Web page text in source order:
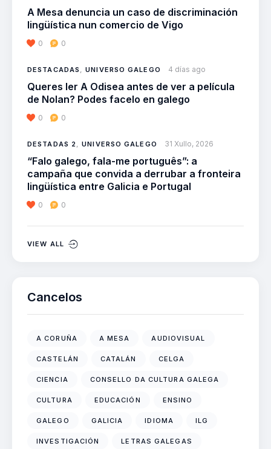
A Mesa denuncia un caso de discriminación
lingüística nun comercio de Vigo
0 0
DESTACADAS ,UNIVERSO GALEGO 4 días ago
Queres ler A Odisea antes de ver a película
de Nolan? Podes facelo en galego
0 0
DESTADAS 2 ,UNIVERSO GALEGO 31 Xullo, 2026
“Falo galego, fala-me português”: a
campaña que convida a derrubar a fronteira
lingüística entre Galicia e Portugal
0 0
VIEW ALL
Cancelos
A CORUÑA A MESA AUDIOVISUAL
CASTELÁN CATALÁN CELGA
CIENCIA CONSELLO DA CULTURA GALEGA
CULTURA EDUCACIÓN ENSINO
GALEGO GALICIA IDIOMA ILG
INVESTIGACIÓN LETRAS GALEGAS